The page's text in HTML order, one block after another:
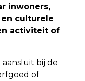
inwoners,
culturele
activiteit of
bij de
of